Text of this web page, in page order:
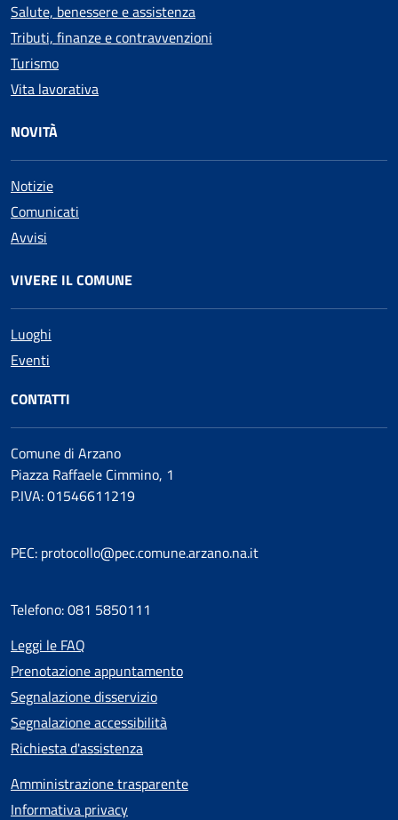
Salute, benessere e assistenza
Tributi, finanze e contravvenzioni
Turismo
Vita lavorativa
NOVITÀ
Notizie
Comunicati
Avvisi
VIVERE IL COMUNE
Luoghi
Eventi
CONTATTI
Comune di Arzano
Piazza Raffaele Cimmino, 1
P.IVA: 01546611219
PEC: protocollo@pec.comune.arzano.na.it
Telefono: 081 5850111
Leggi le FAQ
Prenotazione appuntamento
Segnalazione disservizio
Segnalazione accessibilità
Richiesta d'assistenza
Amministrazione trasparente
Informativa privacy